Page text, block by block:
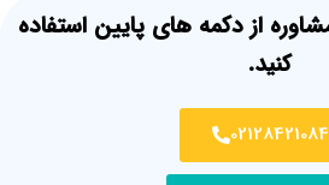
از دکمه های پایین استفاده
کنید.
02128421084